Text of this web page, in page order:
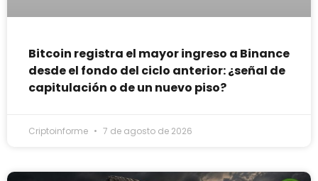
Bitcoin registra el mayor ingreso a Binance
desde el fondo del ciclo anterior: ¿señal de
capitulación o de un nuevo piso?
Criptoinforme 7 de agosto de 2026